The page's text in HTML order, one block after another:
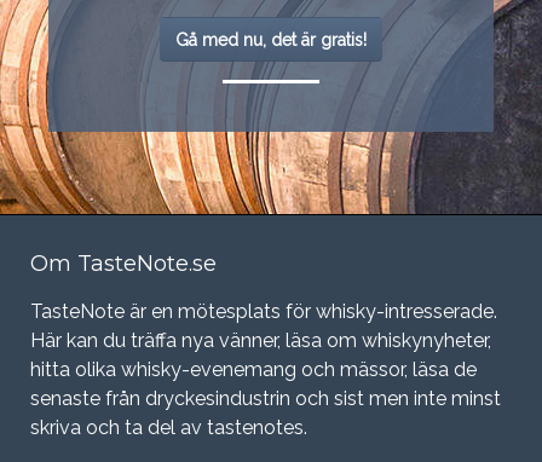
Gå med nu, det är gratis!
Om TasteNote.se
TasteNote är en mötesplats för whisky-intresserade.
Här kan du träffa nya vänner, läsa om whiskynyheter,
hitta olika whisky-evenemang och mässor, läsa de
senaste från dryckesindustrin och sist men inte minst
skriva och ta del av tastenotes.